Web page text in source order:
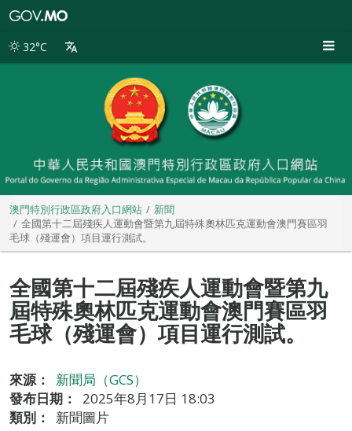
別
32°C
澳門特別行政區政府入口網站
新聞
全國第十二屆殘疾人運動會暨第九屆特殊奧林匹克運動會澳門賽區羽
毛球（殘運會）項目運行測試。
全國第十二屆殘疾人運動會暨第九
屆特殊奧林匹克運動會澳門賽區羽
毛球（殘運會）項目運行測試。
來源：
新聞局（GCS）
發布日期：
2025年8月17日 18:03
類別：
新聞圖片